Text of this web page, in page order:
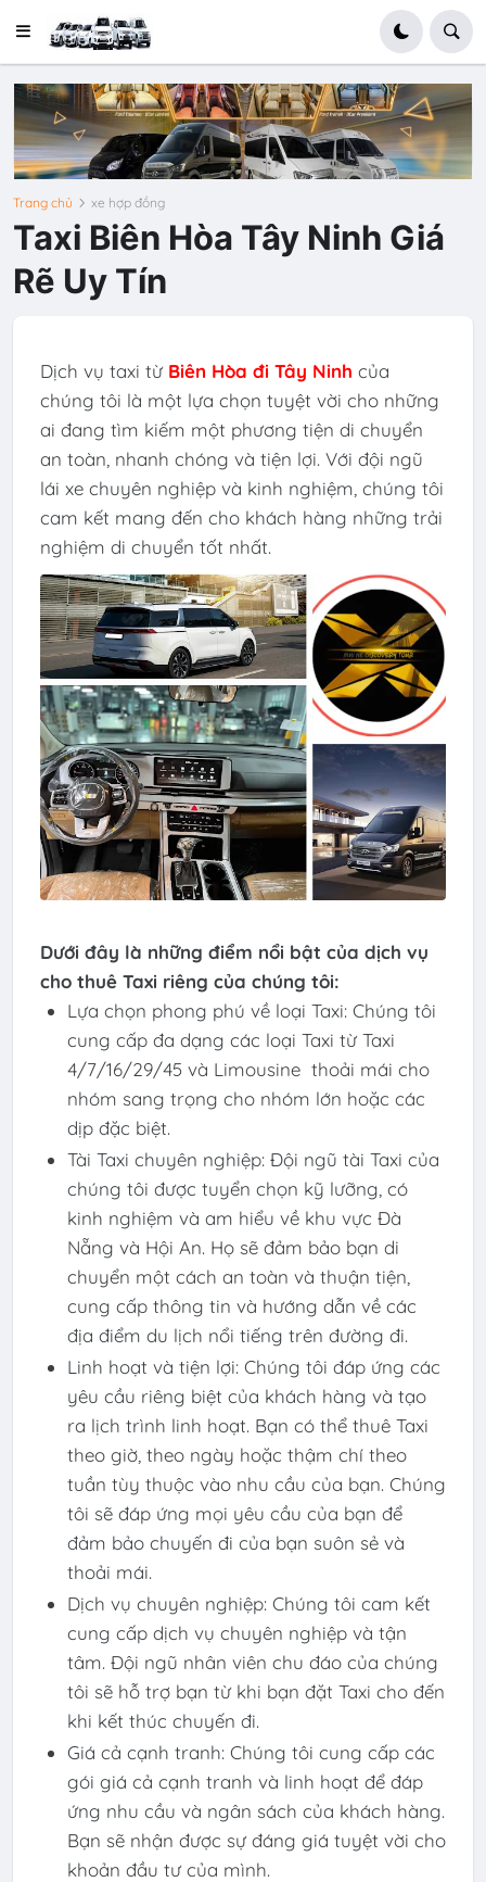
Trang chủ xe hợp đồng
Taxi Biên Hòa Tây Ninh Giá
Rẽ Uy Tín
Dịch vụ taxi từ Biên Hòa đi Tây Ninh của
chúng tôi là một lựa chọn tuyệt vời cho những
ai đang tìm kiếm một phương tiện di chuyển
an toàn, nhanh chóng và tiện lợi. Với đội ngũ
lái xe chuyên nghiệp và kinh nghiệm, chúng tôi
cam kết mang đến cho khách hàng những trải
nghiệm di chuyển tốt nhất.
Dưới đây là những điểm nổi bật của dịch vụ
cho thuê Taxi riêng của chúng tôi:
Lựa chọn phong phú về loại Taxi: Chúng tôi
cung cấp đa dạng các loại Taxi từ Taxi
4/7/16/29/45 và Limousine thoải mái cho
nhóm sang trọng cho nhóm lớn hoặc các
dịp đặc biệt.
Tài Taxi chuyên nghiệp: Đội ngũ tài Taxi của
chúng tôi được tuyển chọn kỹ lưỡng, có
kinh nghiệm và am hiểu về khu vực Đà
Nẵng và Hội An. Họ sẽ đảm bảo bạn di
chuyển một cách an toàn và thuận tiện,
cung cấp thông tin và hướng dẫn về các
địa điểm du lịch nổi tiếng trên đường đi.
Linh hoạt và tiện lợi: Chúng tôi đáp ứng các
yêu cầu riêng biệt của khách hàng và tạo
ra lịch trình linh hoạt. Bạn có thể thuê Taxi
theo giờ, theo ngày hoặc thậm chí theo
tuần tùy thuộc vào nhu cầu của bạn. Chúng
tôi sẽ đáp ứng mọi yêu cầu của bạn để
đảm bảo chuyến đi của bạn suôn sẻ và
thoải mái.
Dịch vụ chuyên nghiệp: Chúng tôi cam kết
cung cấp dịch vụ chuyên nghiệp và tận
tâm. Đội ngũ nhân viên chu đáo của chúng
tôi sẽ hỗ trợ bạn từ khi bạn đặt Taxi cho đến
khi kết thúc chuyến đi.
Giá cả cạnh tranh: Chúng tôi cung cấp các
gói giá cả cạnh tranh và linh hoạt để đáp
ứng nhu cầu và ngân sách của khách hàng.
Bạn sẽ nhận được sự đáng giá tuyệt vời cho
khoản đầu tư của mình.